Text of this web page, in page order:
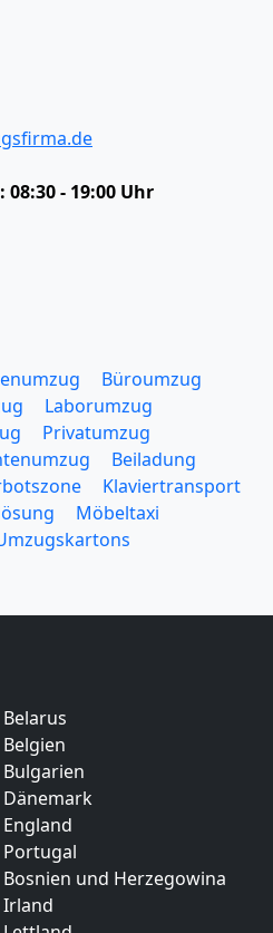
08:30 - 19:00 Uhr
Büroumzug
Laborumzug
Privatumzug
Beiladung
Klaviertransport
Möbeltaxi
und Herzegowina